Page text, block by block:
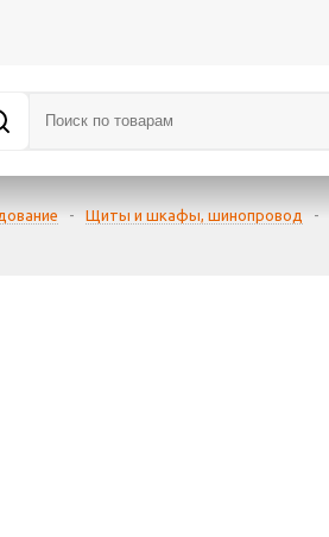
- Щиты и шкафы, шинопровод -